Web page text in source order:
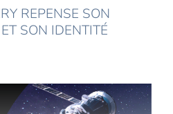
REPENSE SON
SON IDENTITÉ